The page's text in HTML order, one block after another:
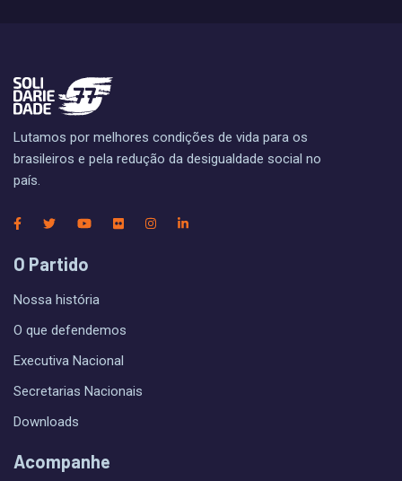
Lutamos por melhores condições de vida para os
brasileiros e pela redução da desigualdade social no
país.
O Partido
Nossa história
O que defendemos
Executiva Nacional
Secretarias Nacionais
Downloads
Acompanhe